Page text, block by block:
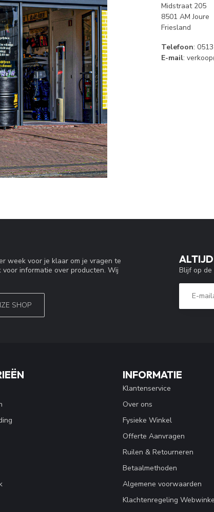
Midstraat 205
8501 AM Joure
Friesland
Telefoon:
E-mail:
week voor je klaar om je vragen te
informatie over producten. Wij
SHOP
Blijf op
INFORMATIE
Klantenservice
Over ons
Fysieke Winkel
Offerte Aanvragen
Ruilen & Retourneren
Betaalmethoden
Algemene voorwaarden
Klachtenregeling